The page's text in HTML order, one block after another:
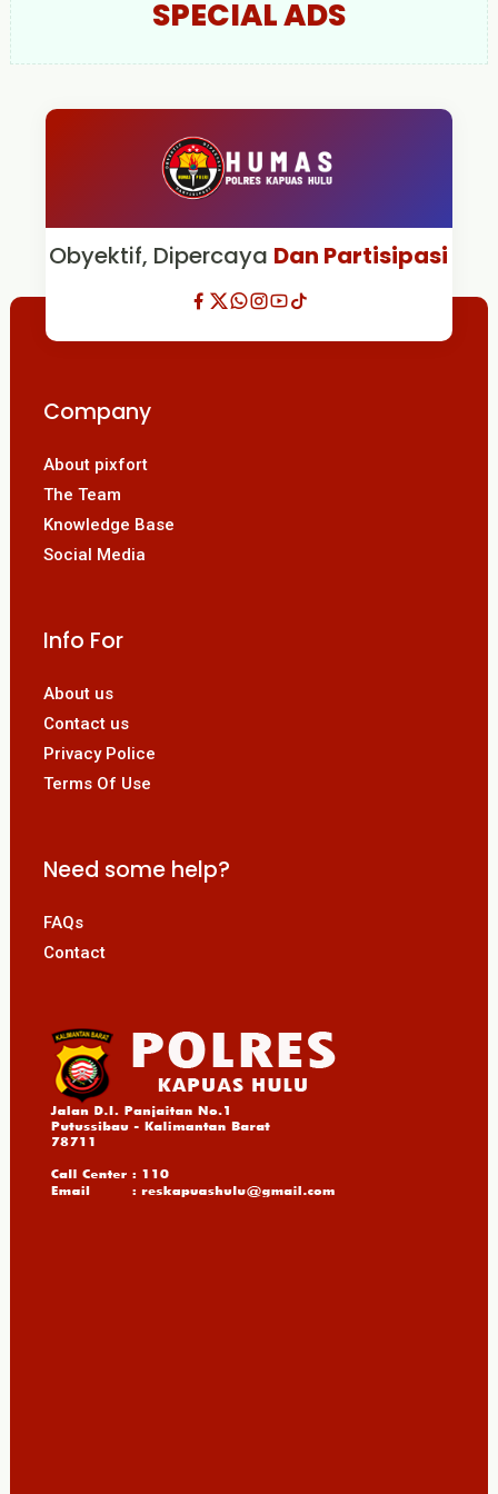
SPECIAL ADS
Obyektif, Dipercaya Dan Partisipasi
Company
About pixfort
The Team
Knowledge Base
Social Media
Info For
About us
Contact us
Privacy Police
Terms Of Use
Need some help?
FAQs
Contact